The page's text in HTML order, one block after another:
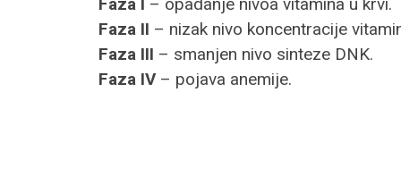
Faza I – opadanje nivoa vitamina u krvi.
Faza II – nizak nivo koncentracije
Faza III – smanjen nivo sinteze DNK.
Faza IV– pojava anemije.